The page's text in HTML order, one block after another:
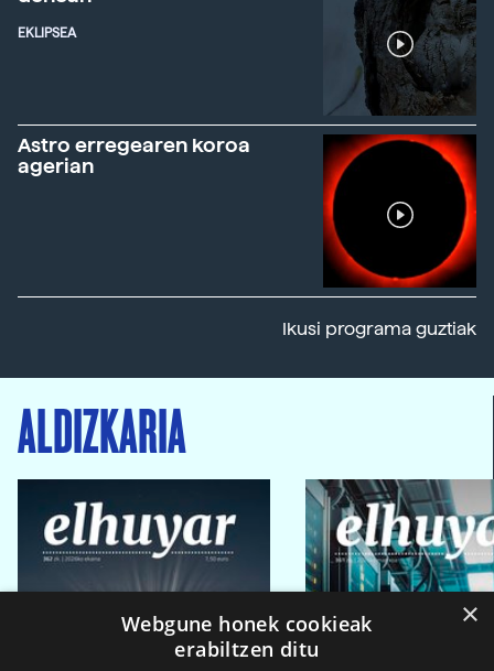
EKLIPSEA
Astro erregearen koroa
agerian
Ikusi programa guztiak
ALDIZKARIA
×
Webgune honek cookieak
erabiltzen ditu